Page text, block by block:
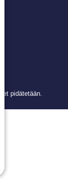
pidätetään.